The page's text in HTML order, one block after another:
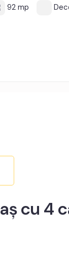
92 mp
cu 4